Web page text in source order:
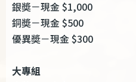
銀奬－現金 $1,000
銅奬－現金 $500
優異奬－現金 $300
大專組